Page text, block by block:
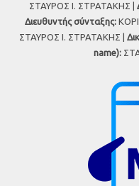
ΣΤΑΥΡΟΣ Ι. ΣΤΡΑΤΑΚΗΣ |
Διευθυντής σύνταξης:
ΣΤΑΥΡΟΣ Ι. ΣΤΡΑΤΑΚΗΣ |
name):